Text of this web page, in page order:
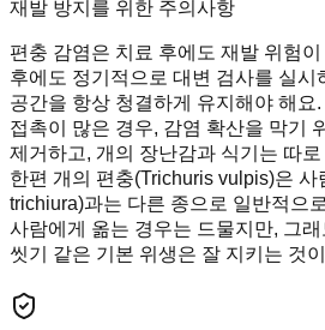
재발 방지를 위한 주의사항
편충 감염은 치료 후에도 재발 위험
후에도 정기적으로 대변 검사를 실시
공간을 항상 청결하게 유지해야 해요.
접촉이 많은 경우, 감염 확산을 막기
제거하고, 개의 장난감과 식기는 따
한편 개의 편충(Trichuris vulpis)은 사
trichiura)과는 다른 종으로 일반적으
사람에게 옮는 경우는 드물지만, 그
씻기 같은 기본 위생은 잘 지키는 것